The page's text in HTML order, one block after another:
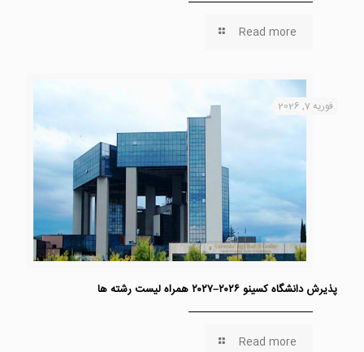
Read more
فوریه 7, 2026
پذیرش دانشگاه کسینو ۲۰۲۶–۲۰۲۷ همراه لیست رشته ها
Read more